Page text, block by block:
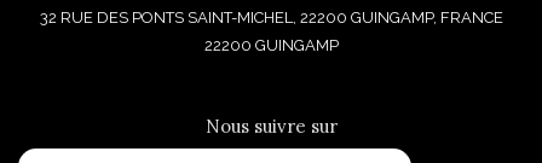
32 RUE DES PONTS SAINT-MICHEL, 22200 GUINGAMP, FRANCE
22200
GUINGAMP
Nous suivre sur